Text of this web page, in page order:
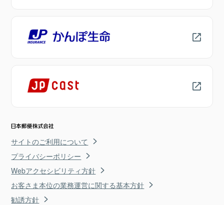
サイトのご利用について
プライバシーポリシー
Webアクセシビリティ方針
お客さま本位の業務運営に関する基本方針
勧誘方針